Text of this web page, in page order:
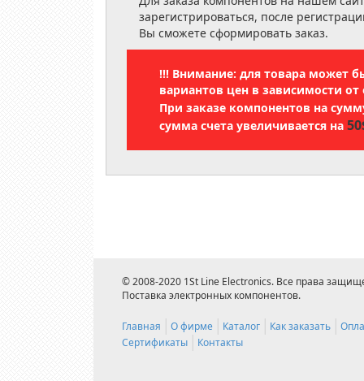
зарегистрироваться, после
Вы сможете сформировать заказ.
!!! Внимание: для товара может
вариантов цен в зависимости от
При заказе компонентов на
сумма счета увеличивается на
© 2008-2020 1St Line Electronics. Все права
Поставка электронных компонентов.
Главная О фирме Каталог Как заказать
Сертификаты
Контакты